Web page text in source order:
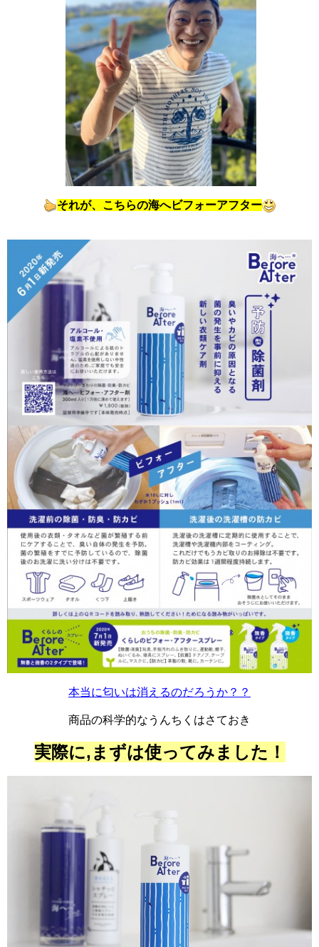
それが、こちらの海へビフォーアフター
本当に匂いは消えるのだろうか？？
商品の科学的なうんちく はさておき
実際に,まずは使ってみました！